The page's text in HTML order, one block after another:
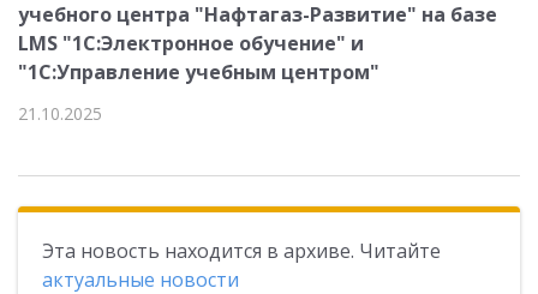
учебного центра "Нафтагаз-Развитие" на базе
LMS "1С:Электронное обучение" и
"1С:Управление учебным центром"
21.10.2025
Эта новость находится в архиве. Читайте
актуальные новости